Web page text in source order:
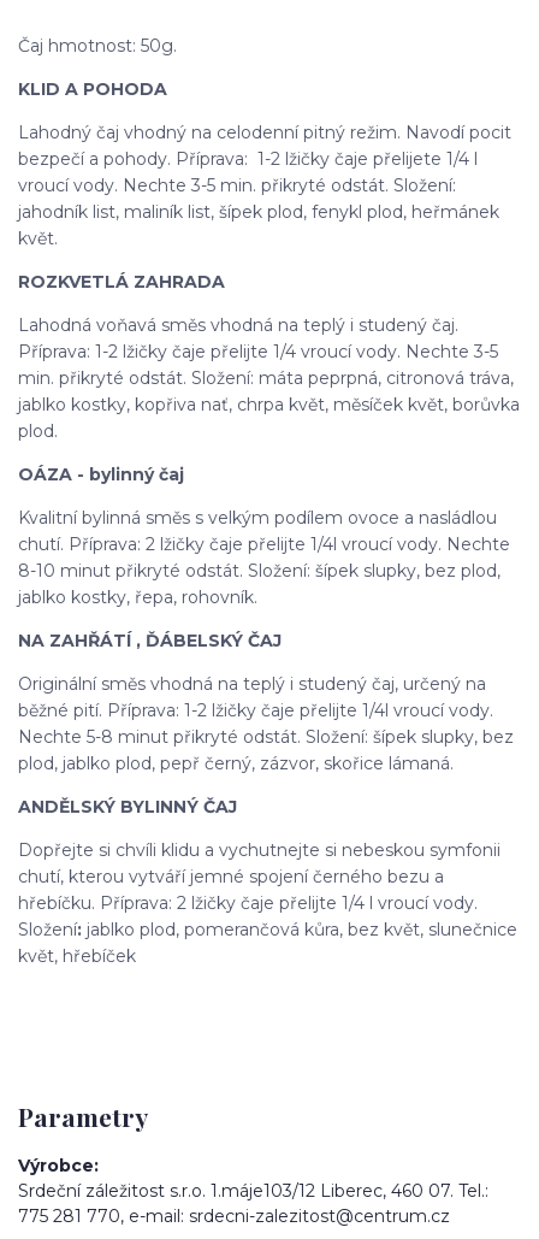
Čaj hmotnost: 50g.
KLID A POHODA
Lahodný čaj vhodný na celodenní pitný režim. Navodí pocit
bezpečí a pohody. Příprava: 1-2 lžičky čaje přelijete 1/4 l
vroucí vody. Nechte 3-5 min. přikryté odstát. Složení:
jahodník list, maliník list, šípek plod, fenykl plod, heřmánek
květ.
ROZKVETLÁ ZAHRADA
Lahodná voňavá směs vhodná na teplý i studený čaj.
Příprava: 1-2 lžičky čaje přelijte 1/4 vroucí vody. Nechte 3-5
min. přikryté odstát. Složení: máta peprpná, citronová tráva,
jablko kostky, kopřiva nať, chrpa květ, měsíček květ, borůvka
plod.
OÁZA - bylinný čaj
Kvalitní bylinná směs s velkým podílem ovoce a nasládlou
chutí. Příprava: 2 lžičky čaje přelijte 1/4l vroucí vody. Nechte
8-10 minut přikryté odstát. Složení: šípek slupky, bez plod,
jablko kostky, řepa, rohovník.
NA ZAHŘÁTÍ , ĎÁBELSKÝ ČAJ
Originální směs vhodná na teplý i studený čaj, určený na
běžné pití. Příprava: 1-2 lžičky čaje přelijte 1/4l vroucí vody.
Nechte 5-8 minut přikryté odstát. Složení: šípek slupky, bez
plod, jablko plod, pepř černý, zázvor, skořice lámaná.
ANDĚLSKÝ BYLINNÝ ČAJ
Dopřejte si chvíli klidu a vychutnejte si nebeskou symfonii
chutí, kterou vytváří jemné spojení černého bezu a
hřebíčku. Příprava: 2 lžičky čaje přelijte 1/4 l vroucí vody.
Složení: jablko plod, pomerančová kůra, bez květ, slunečnice
květ, hřebíček
Parametry
Výrobce
Srdeční záležitost s.r.o. 1.máje103/12 Liberec, 460 07. Tel.:
775 281 770, e-mail: srdecni-zalezitost@centrum.cz